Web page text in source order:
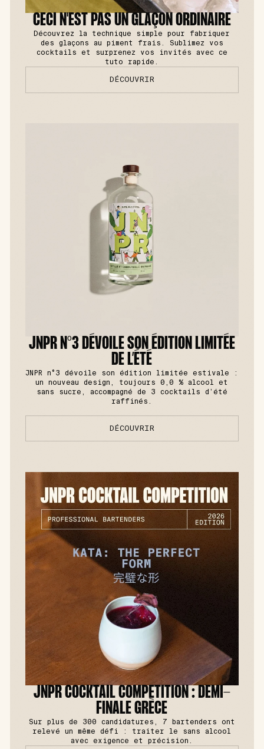
CECI N'EST PAS UN GLAÇON ORDINAIRE
Découvrez la technique simple pour fabriquer
des glaçons au piment frais. Sublimez vos
cocktails et surprenez vos invités avec ce
tuto rapide.
DÉCOUVRIR
JNPR N°3 DÉVOILE SON ÉDITION LIMITÉE
DE L’ÉTÉ
JNPR n°3 dévoile son édition limitée estivale :
un nouveau design, toujours 0,0 % alcool et
sans sucre, accompagné de 3 cocktails d’été
raffinés.
DÉCOUVRIR
JNPR COCKTAIL COMPETITION : DEMI-
FINALE GRÈCE
Sur plus de 300 candidatures, 7 bartenders ont
relevé un même défi : traiter le sans alcool
avec exigence et précision.